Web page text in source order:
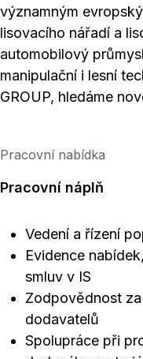
významným
lisovacího nářadí a
automobilový
manipulační i lesní
GROUP, hledáme
Pracovní nabídka
Pracovní náplň
Vedení a řízení
Evidence
smluv v IS
Zodpovědnost
dodavatelů
Spolupráce při